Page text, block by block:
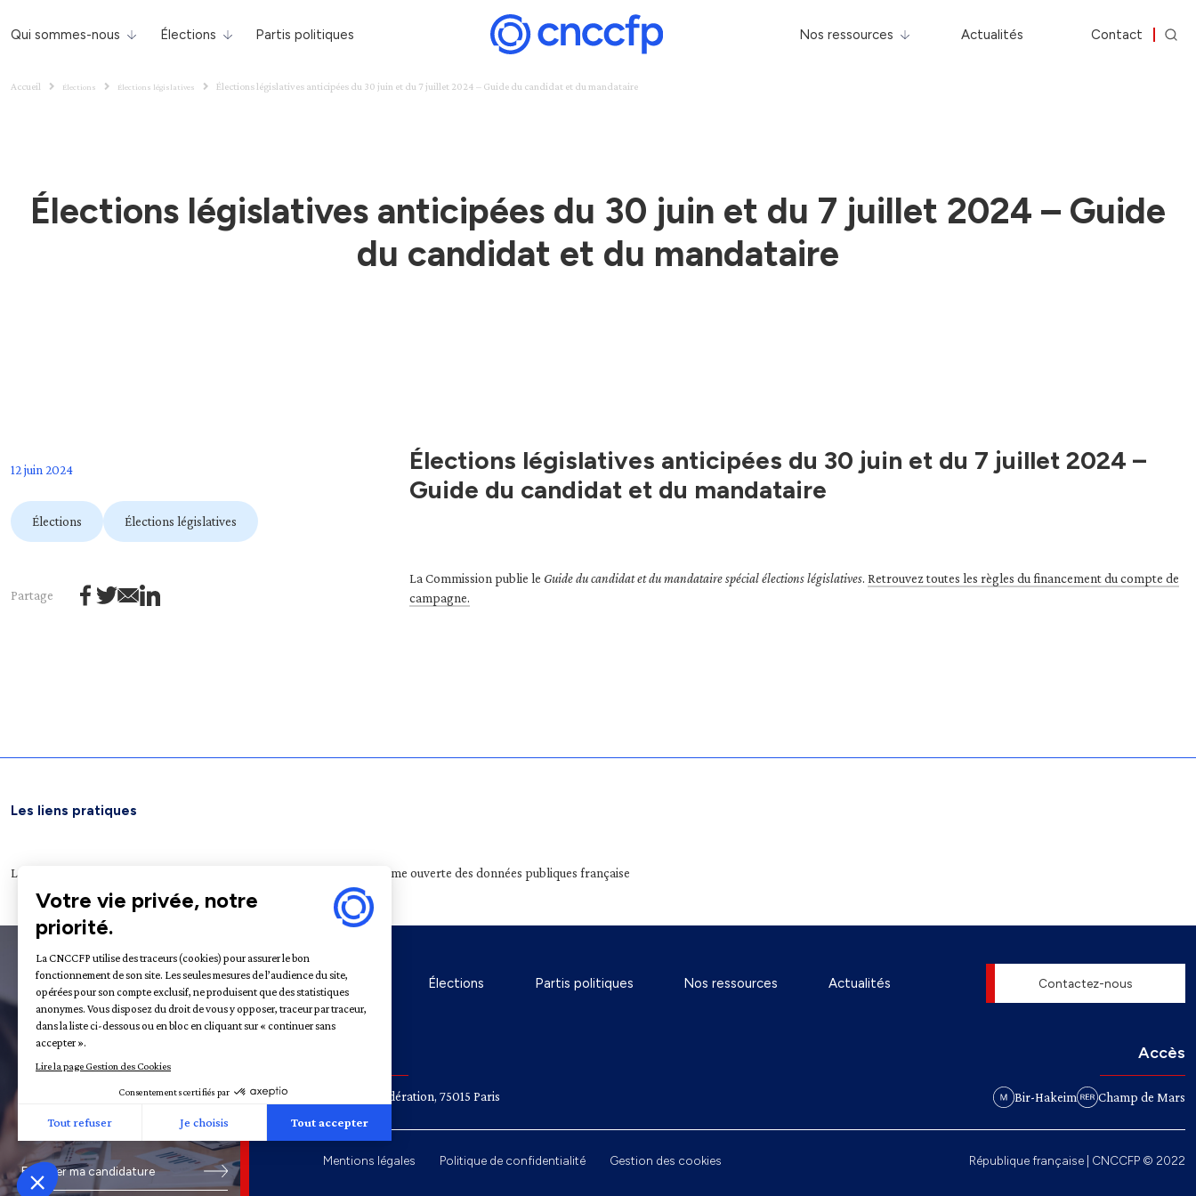
Qui sommes-nous Élections Partis politiques Nos ressources Actualités Contact
Accueil Élections Élections législatives Élections législatives anticipées du 30 juin et du 7 juillet 2024 – Guide du candidat et du mandataire
Élections législatives anticipées du 30 juin et du 7 juillet 2024 – Guide
du candidat et du mandataire
12 juin 2024
Élections Élections législatives
Partage
Élections législatives anticipées du 30 juin et du 7 juillet 2024 –
Guide du candidat et du mandataire
La Commission publie le Guide du candidat et du mandataire spécial élections législatives. Retrouvez toutes les règles du financement du compte de
campagne.
Les liens pratiques
Légifrance Plateforme ouverte des données publiques française
Recrutement
Envoyer ma candidature
À propos Élections Partis politiques Nos ressources Actualités Contactez-nous
Rue de la Fédération, 75015 Paris
Accès
Bir-Hakeim Champ de Mars
Mentions légales Politique de confidentialité Gestion des cookies République française | CNCCFP © 2022